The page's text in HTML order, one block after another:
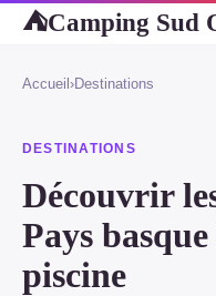
⛺Camping Sud
Accueil ›Destinations
DESTINATIONS
Découvrir
Pays
piscine